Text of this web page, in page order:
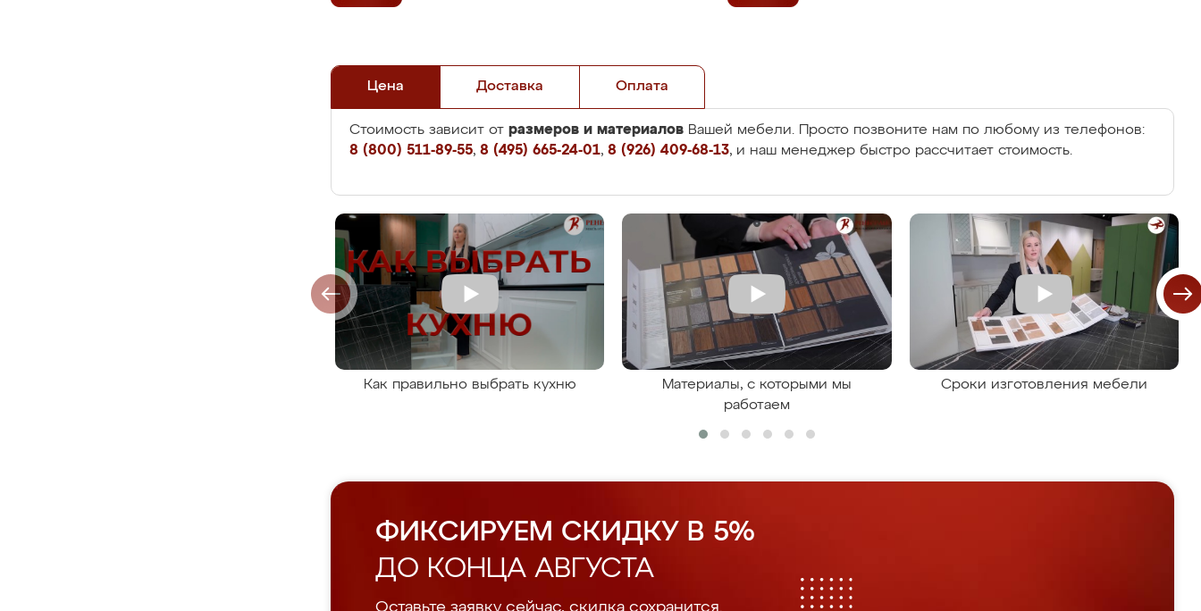
Цена Доставка Оплата
Стоимость зависит от размеров и материалов Вашей мебели. Просто позвоните нам по любому из телефонов:
8 (800) 511-89-55, 8 (495) 665-24-01, 8 (926) 409-68-13, и наш менеджер быстро рассчитает стоимость.
Как правильно выбрать кухню
Материалы, с которыми мы
работаем
Сроки изготовления мебели
ФИКСИРУЕМ СКИДКУ В 5%
ДО КОНЦА АВГУСТА
Оставьте заявку сейчас, скидка сохранится.